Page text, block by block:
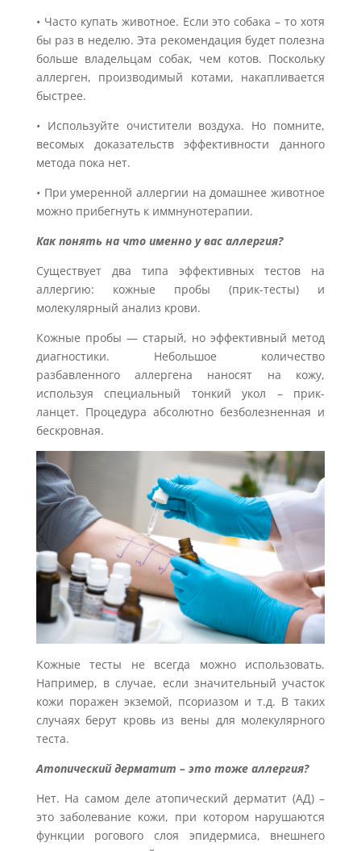
• Часто купать животное. Если это собака – то хотя
бы раз в неделю. Эта рекомендация будет полезна
больше владельцам собак, чем котов. Поскольку
аллерген, производимый котами, накапливается
быстрее.
• Используйте очистители воздуха. Но помните,
весомых доказательств эффективности данного
метода пока нет.
• При умеренной аллергии на домашнее животное
можно прибегнуть к иммнунотерапии.
Как понять на что именно у вас аллергия?
Существует два типа эффективных тестов на
аллергию: кожные пробы (прик-тесты) и
молекулярный анализ крови.
Кожные пробы — старый, но эффективный метод
диагностики. Небольшое количество
разбавленного аллергена наносят на кожу,
используя специальный тонкий укол – прик-
ланцет. Процедура абсолютно безболезненная и
бескровная.
Кожные тесты не всегда можно использовать.
Например, в случае, если значительный участок
кожи поражен экземой, псориазом и т.д. В таких
случаях берут кровь из вены для молекулярного
теста.
Атопический дерматит – это тоже аллергия?
Нет. На самом деле атопический дерматит (АД) –
это заболевание кожи, при котором нарушаются
функции рогового слоя эпидермиса, внешнего